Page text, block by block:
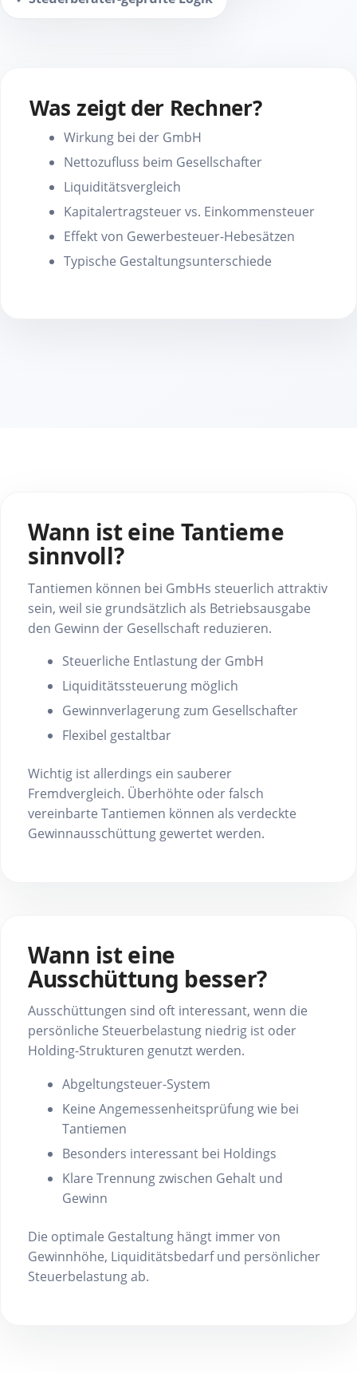
Was zeigt der Rechner?
Wirkung bei der GmbH
Nettozufluss beim Gesellschafter
Liquiditätsvergleich
Kapitalertragsteuer vs. Einkommensteuer
Effekt von Gewerbesteuer-Hebesätzen
Typische Gestaltungsunterschiede
Wann ist eine Tantieme
sinnvoll?
Tantiemen können bei GmbHs steuerlich attraktiv
sein, weil sie grundsätzlich als Betriebsausgabe
den Gewinn der Gesellschaft reduzieren.
Steuerliche Entlastung der GmbH
Liquiditätssteuerung möglich
Gewinnverlagerung zum Gesellschafter
Flexibel gestaltbar
Wichtig ist allerdings ein sauberer
Fremdvergleich. Überhöhte oder falsch
vereinbarte Tantiemen können als verdeckte
Gewinnausschüttung gewertet werden.
Wann ist eine
Ausschüttung besser?
Ausschüttungen sind oft interessant, wenn die
persönliche Steuerbelastung niedrig ist oder
Holding-Strukturen genutzt werden.
Abgeltungsteuer-System
Keine Angemessenheitsprüfung wie bei
Tantiemen
Besonders interessant bei Holdings
Klare Trennung zwischen Gehalt und
Gewinn
Die optimale Gestaltung hängt immer von
Gewinnhöhe, Liquiditätsbedarf und persönlicher
Steuerbelastung ab.